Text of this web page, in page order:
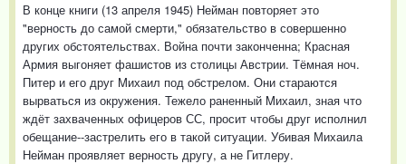
В конце книги (13 апреля 1945) Нейман повторяет это
"верность до самой смерти," обязательство в совершенно
других обстоятельствах. Война почти законченна; Красная
Армия выгоняет фашистов из столицы Австрии. Тёмная ноч.
Питер и его друг Mихаил под обстрелом. Они стараются
вырваться из окружения. Тежело раненный Mихаил, зная что
ждёт захваченных офицеров СС, просит чтобы друг исполнил
обещание--застрелить его в такой ситуации. Убивая Михаила
Нейман проявляет верность другу, а не Гитлеру.